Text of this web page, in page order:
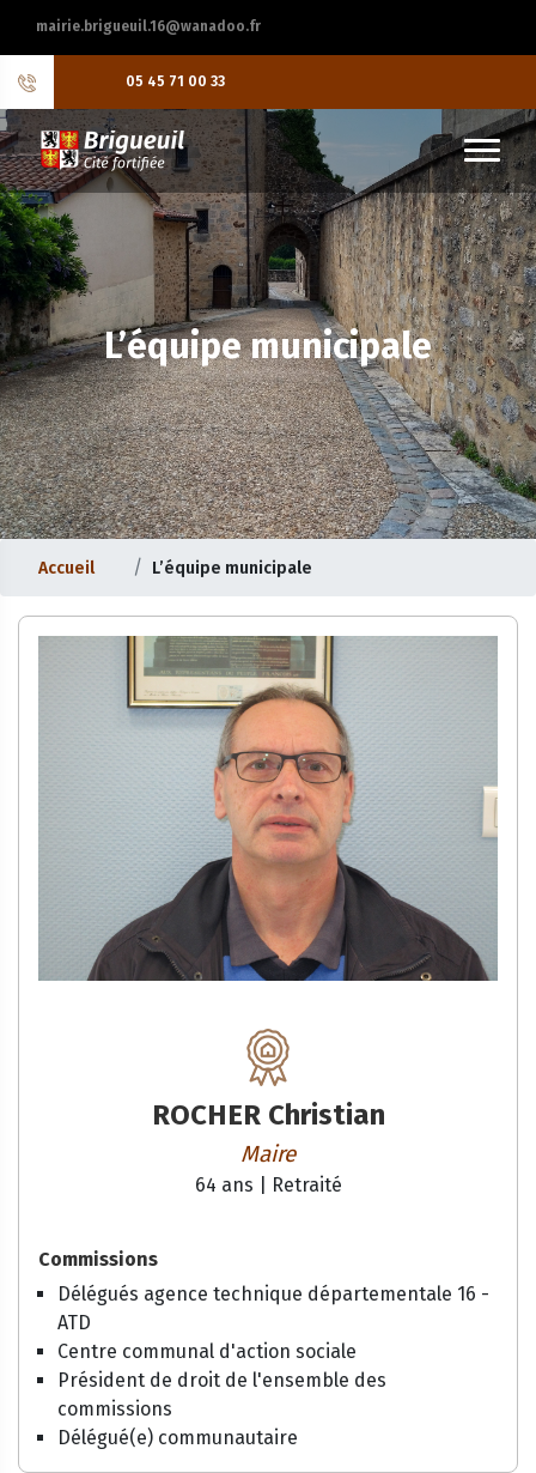
mairie.brigueuil.16@wanadoo.fr
05 45 71 00 33
L’équipe municipale
Accueil L’équipe municipale
ROCHER Christian
Maire
64 ans | Retraité
Commissions
Délégués agence technique départementale 16 -
ATD
Centre communal d'action sociale
Président de droit de l'ensemble des
commissions
Délégué(e) communautaire